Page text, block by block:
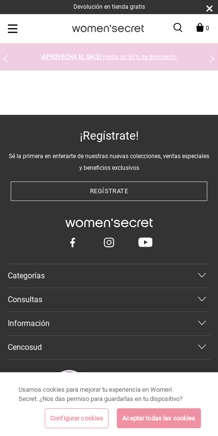
Devolución en tienda gratis
0
¡APROVECHA EL SALE! Hasta un 60% de descuento.
¡Regístrate!
Sé la primera en enterarte de nuestras nuevas colecciones, ventas especiales
y beneficios exclusivos
REGÍSTRATE
Categorías
Consultas
Información
Cencosud
Todos los derechos reservados 2026 ©
Usamos cookies para mejorar tu experiencia en Women'
Secret. ¿Nos das permiso para guardarlas en tu dispositivo?
Configurar cookies Aceptar todas las cookies